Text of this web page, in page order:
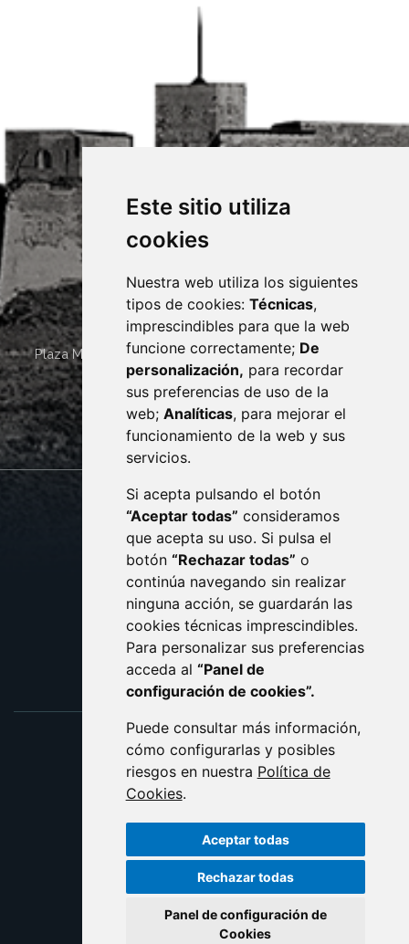
Este sitio utiliza
cookies
Nuestra web utiliza los siguientes
tipos de cookies: Técnicas,
imprescindibles para que la web
funcione correctamente; De
personalización, para recordar
sus preferencias de uso de la
web; Analíticas, para mejorar el
funcionamiento de la web y sus
servicios.
Si acepta pulsando el botón
“Aceptar todas” consideramos
que acepta su uso. Si pulsa el
botón “Rechazar todas” o
continúa navegando sin realizar
ninguna acción, se guardarán las
cookies técnicas imprescindibles.
Para personalizar sus preferencias
acceda al “Panel de
configuración de cookies”.
Puede consultar más información,
cómo configurarlas y posibles
riesgos en nuestra Política de
Cookies.
Aceptar todas
Rechazar todas
Panel de configuración de
Cookies
Plaza Mayor 4 22400 MONZÓN - ARAGÓN (ESPAÑA)
· (34) 974 400 700 ·
sac@monzon.es
monzon.es
CONTACTO
AVISO LEGAL
PROTECCIÓN DE DATOS
POLÍTICA DE COOKIES
ACCESIBILIDAD
ENLACE EXTERNO AL